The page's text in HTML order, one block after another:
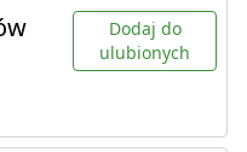
Dodaj do
ulubionych